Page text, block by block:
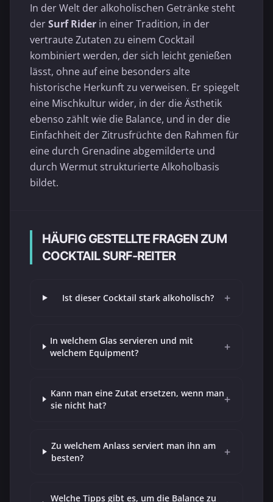
In der Welt der alkoholischen Getränke steht
derSurf Rider in einer Tradition, in der
vertraute Zutaten zu einem Cocktail
kombiniert werden, der sich leicht genießen
lässt, ohne auf eine besonders alte
historische Herkunft zu verweisen. Er spiegelt
eine Mischkultur wider, in der die Ästhetik
ebenso zählt wie die Balance, und in der die
Einfachheit der Zitrusfrüchte den Rahmen für
eine durch Grenadine abgemilderte und
durch Wermut strukturierte Alkoholbasis
bildet.
HÄUFIG GESTELLTE FRAGEN ZUM
COCKTAIL SURF-REITER
Ist dieser Cocktail stark alkoholisch? +
In welchem Glas servieren und mit
welchem Equipment?
+
Kann man eine Zutat ersetzen, wenn man
sie nicht hat?
+
Zu welchem Anlass serviert man ihn am
besten?
+
Welche Tipps gibt es, um die Balance zu